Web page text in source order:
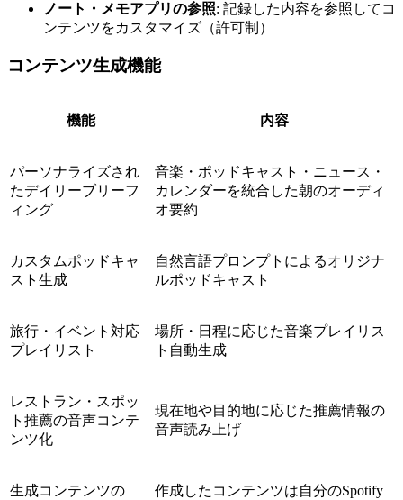
ノート・メモアプリの参照: 記録した内容を参照してコ
ンテンツをカスタマイズ（許可制）
コンテンツ生成機能
機能 内容
パーソナライズされ
たデイリーブリーフ
ィング
音楽・ポッドキャスト・ニュース・
カレンダーを統合した朝のオーディ
オ要約
カスタムポッドキャ
スト生成
自然言語プロンプトによるオリジナ
ルポッドキャスト
旅行・イベント対応
プレイリスト
場所・日程に応じた音楽プレイリス
ト自動生成
レストラン・スポッ
ト推薦の音声コンテ
ンツ化
現在地や目的地に応じた推薦情報の
音声読み上げ
生成コンテンツの
作成したコンテンツは自分のSpotify